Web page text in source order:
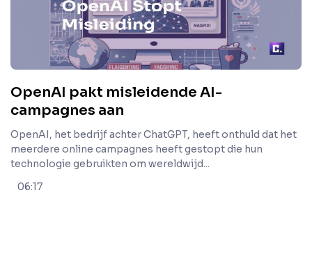
OpenAI pakt misleidende AI-
campagnes aan
OpenAI, het bedrijf achter ChatGPT, heeft onthuld dat het
meerdere online campagnes heeft gestopt die hun
technologie gebruikten om wereldwijd...
06:17